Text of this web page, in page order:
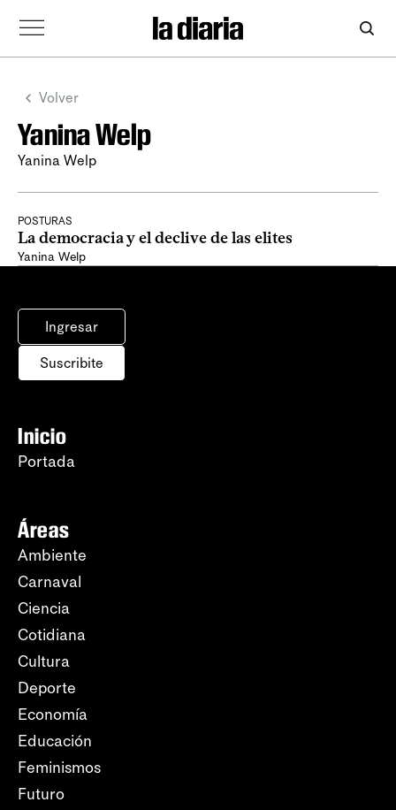
Volver
Yanina Welp
Yanina Welp
POSTURAS
La democracia y el declive de las elites
Yanina Welp
Ingresar
Suscribite
Inicio
Portada
Áreas
Ambiente
Carnaval
Ciencia
Cotidiana
Cultura
Deporte
Economía
Educación
Feminismos
Futuro